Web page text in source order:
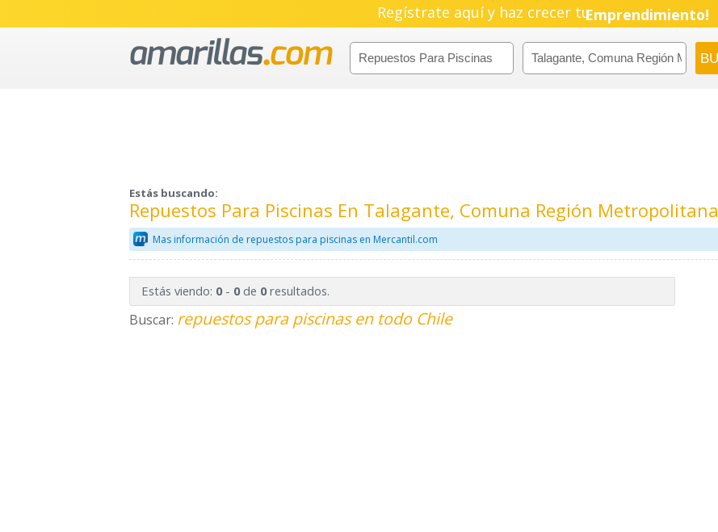
Regístrate aquí y haz crecer tuPyme!
Emprendimiento!
Estás buscando:
Repuestos Para Piscinas En Talagante, Comuna Región Metropolitana
Mas información de repuestos para piscinas en Mercantil.com
Estás viendo: 0- 0de 0resultados.
Buscar: repuestos para piscinas en todo Chile